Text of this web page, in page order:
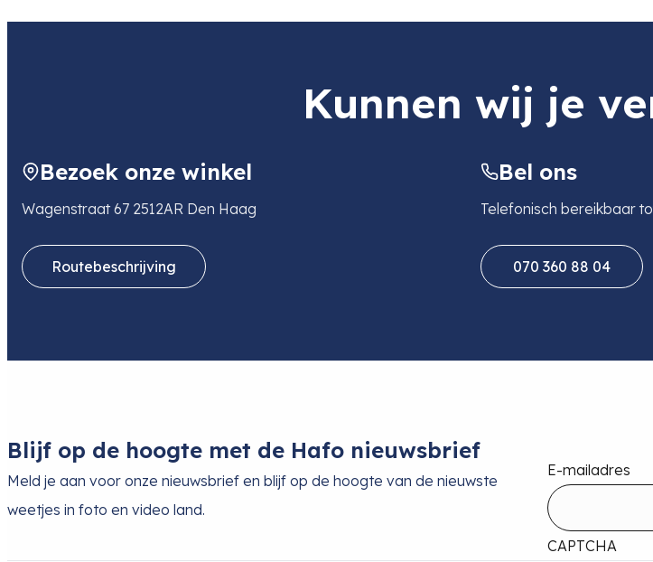
Product
easyCover Body Cover For Nikon Z6 III Camouflage
E-mail
info@fidakbv.nl
Telefoon
0297361320
Kunnen wij je
Bezoek onze winkel
Wagenstraat 67 2512AR Den Haag
Routebeschrijving
Bel ons
Telefonisch bereikbaar
070 360 88 04
Blijf op de hoogte met de Hafo nieuwsbrief
Meld je aan voor onze nieuwsbrief en blijf op de hoogte van de nieuwste
weetjes in foto en video land.
E-mailadres
CAPTCHA